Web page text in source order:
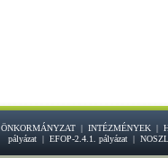
ÖNKORMÁNYZAT | INTÉZMÉNYEK |
pályázat| EFOP-2.4.1. pályázat|